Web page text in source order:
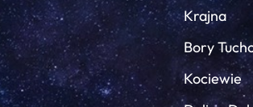
Krajna
Bory
Kociewie